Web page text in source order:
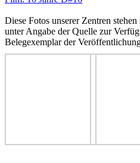
Diese Fotos unserer Zentren
unter Angabe der Quelle zur
Belegexemplar der